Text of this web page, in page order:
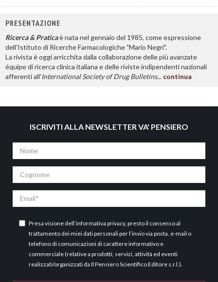
PRESENTAZIONE
Ricerca & Praticaè nata nel gennaio del 1985, come espressione
dell'Istituto di Ricerche Farmacologiche "Mario Negri".
La rivista è oggi arricchita dalla collaborazione delle più avanzate
équipe di ricerca clinica italiana e delle riviste indipendenti nazionali
afferenti all'International Society of Drug Bulletins... continua
ISCRIVITI ALLA NEWSLETTER VA' PENSIERO
Nome
Cognome
Email
Presa visione dell’informativa privacy, presto il consenso al
trattamento dei miei dati personali per l’invio via posta, e-mail o
telefono di comunicazioni di carattere informativo e
commerciale (relative a prodotti, servizi, attività ed eventi
realizzati/organizzati da Il Pensiero Scientifico Editore s.r.l.).